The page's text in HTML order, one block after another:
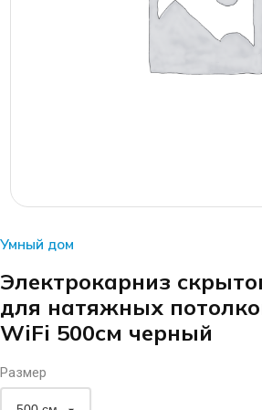
Умный дом
Электрокарниз
для натяжных
WiFi 500см черный
Размер